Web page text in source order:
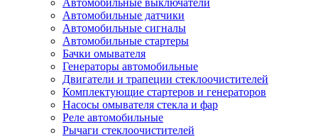
Автомобильные выключатели
Автомобильные датчики
Автомобильные сигналы
Автомобильные стартеры
Бачки омывателя
Генераторы автомобильные
Двигатели и трапеции стеклоочистителей
Комплектующие стартеров и генераторов
Насосы омывателя стекла и фар
Реле автомобильные
Рычаги стеклоочистителей